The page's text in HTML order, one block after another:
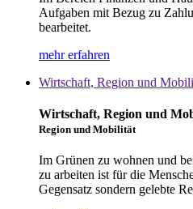
Aufgaben mit Bezug zu
bearbeitet.
mehr erfahren
Wirtschaft, Region und
Wirtschaft, Region und
Region und Mobilität
Im Grünen zu wohnen und
zu arbeiten ist für die
Gegensatz sondern gelebte